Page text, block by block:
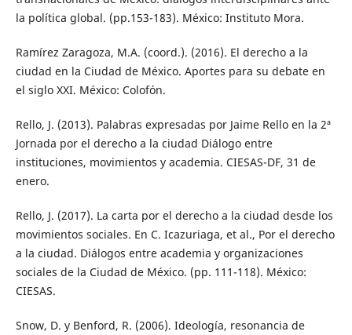
la política global. (pp.153-183). México: Instituto Mora.
Ramírez Zaragoza, M.A. (coord.). (2016). El derecho a la
ciudad en la Ciudad de México. Aportes para su debate en
el siglo XXI. México: Colofón.
Rello, J. (2013). Palabras expresadas por Jaime Rello en la 2ª
Jornada por el derecho a la ciudad Diálogo entre
instituciones, movimientos y academia. CIESAS-DF, 31 de
enero.
Rello, J. (2017). La carta por el derecho a la ciudad desde los
movimientos sociales. En C. Icazuriaga, et al., Por el derecho
a la ciudad. Diálogos entre academia y organizaciones
sociales de la Ciudad de México. (pp. 111-118). México:
CIESAS.
Snow, D. y Benford, R. (2006). Ideología, resonancia de